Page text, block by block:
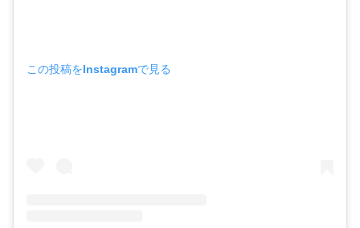
この投稿をInstagramで見る